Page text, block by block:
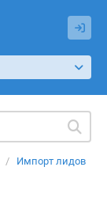
Импорт лидов